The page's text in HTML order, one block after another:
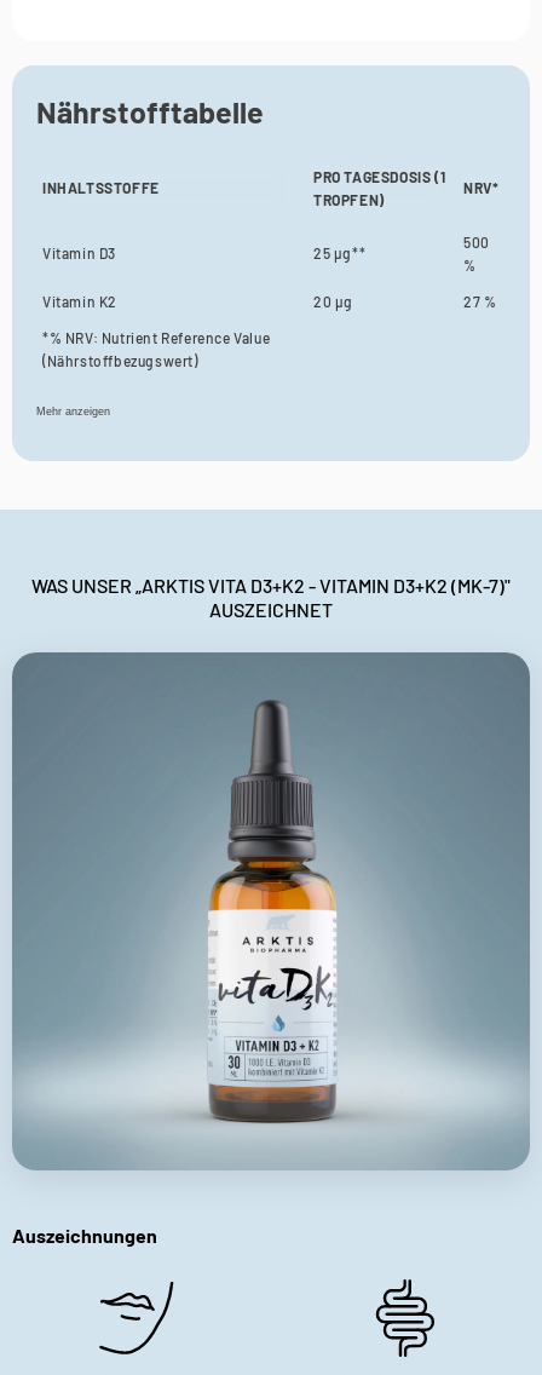
Nährstofftabelle
INHALTSSTOFFE
PRO TAGESDOSIS (1
TROPFEN)
NRV*
Vitamin D3 25 µg**
500
%
Vitamin K2 20 µg 27 %
*% NRV: Nutrient Reference Value
(Nährstoffbezugswert)
Mehr anzeigen
WAS UNSER „ARKTIS VITA D3+K2 - VITAMIN D3+K2 (MK-7)"
AUSZEICHNET
Auszeichnungen